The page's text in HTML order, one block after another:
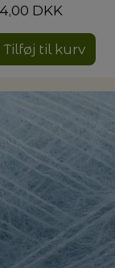
DKK
Tilføj til kurv